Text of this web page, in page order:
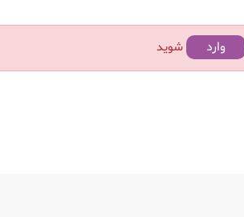
وارد شوید